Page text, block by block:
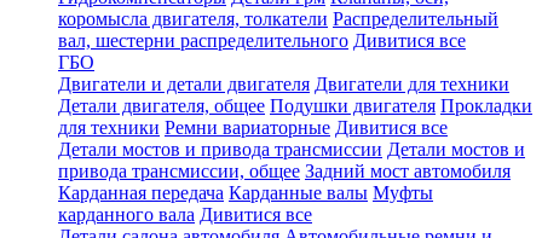
коромысла двигателя, толкатели Распределительный
вал, шестерни распределительного Дивитися все
ГБО
Двигатели и детали двигателя Двигатели для техники
Детали двигателя, общее Подушки двигателя Прокладки
для техники Ремни вариаторные Дивитися все
Детали мостов и привода трансмиссии Детали мостов и
привода трансмиссии, общее Задний мост автомобиля
Карданная передача Карданные валы Муфты
карданного вала Дивитися все